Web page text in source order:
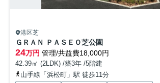
港区芝
ＧＲＡＮ ＰＡＳＥＯ芝公園
24万円 管理/共益費18,000円
42.39㎡ (2LDK) /築3年 /5階建
山手線「浜松町」駅 徒歩11分